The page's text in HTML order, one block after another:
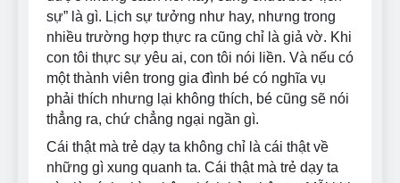
sự” là gì. Lịch sự tưởng như hay, nhưng trong
nhiều trường hợp thực ra cũng chỉ là giả vờ. Khi
con tôi thực sự yêu ai, con tôi nói liền. Và nếu có
một thành viên trong gia đình bé có nghĩa vụ
phải thích nhưng lại không thích, bé cũng sẽ nói
thẳng ra, chứ chẳng ngại ngần gì.
Cái thật mà trẻ dạy ta không chỉ là cái thật về
những gì xung quanh ta. Cái thật mà trẻ dạy ta